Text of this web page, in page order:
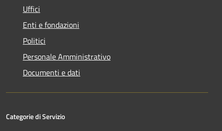
Uffici
Enti e fondazioni
Politici
Personale Amministrativo
Documenti e dati
Categorie di Servizio